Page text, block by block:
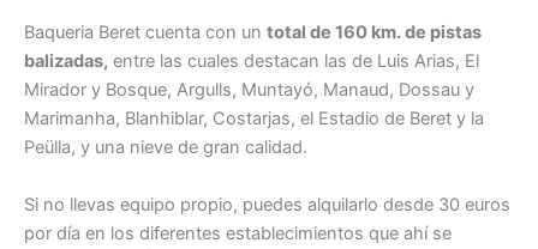
Baqueria Beret cuenta con un total de 160 km. de pistas
balizadas, entre las cuales destacan las de Luis Arias, El
Mirador y Bosque, Argulls, Muntayó, Manaud, Dossau y
Marimanha, Blanhiblar, Costarjas, el Estadio de Beret y la
Peülla, y una nieve de gran calidad.
Si no llevas equipo propio, puedes alquilarlo desde 30 euros
por día en los diferentes establecimientos que ahí se